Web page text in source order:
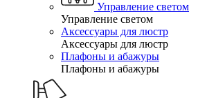
Управление светом
Управление светом
Аксессуары для люстр
Аксессуары для люстр
Плафоны и абажуры
Плафоны и абажуры